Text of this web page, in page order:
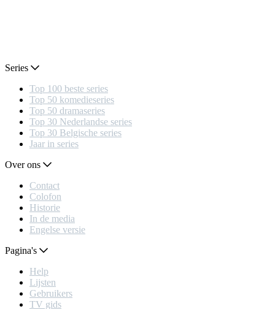
Series
Top 100 beste series
Top 50 komedieseries
Top 50 dramaseries
Top 30 Nederlandse series
Top 30 Belgische series
Jaar in series
Over ons
Contact
Colofon
Historie
In de media
Engelse versie
Pagina's
Help
Lijsten
Gebruikers
TV gids